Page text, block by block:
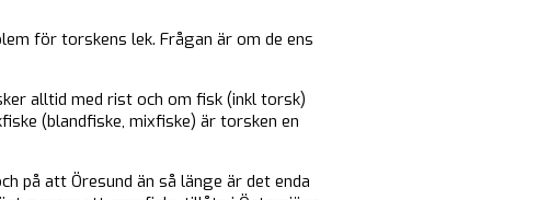
för torskens lek. Frågan är om de ens
alltid med rist och om fisk (inkl torsk)
(blandfiske, mixfiske) är torsken en
på att Öresund än så länge är det enda